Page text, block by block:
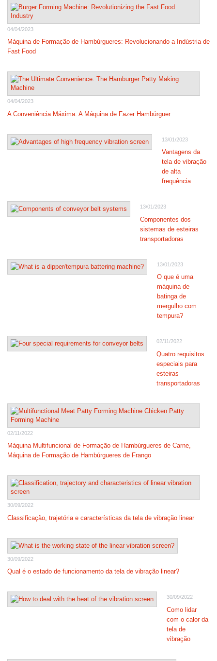
04/04/2023
Máquina de Formação de Hambúrgueres: Revolucionando a Indústria de
Fast Food
04/04/2023
A Conveniência Máxima: A Máquina de Fazer Hambúrguer
13/01/2023
Vantagens da
tela de vibração
de alta
frequência
13/01/2023
Componentes dos
sistemas de esteiras
transportadoras
13/01/2023
O que é uma
máquina de
batinga de
mergulho com
tempura?
02/11/2022
Quatro requisitos
especiais para
esteiras
transportadoras
02/11/2022
Máquina Multifuncional de Formação de Hambúrgueres de Carne,
Máquina de Formação de Hambúrgueres de Frango
30/09/2022
Classificação, trajetória e características da tela de vibração linear
30/09/2022
Qual é o estado de funcionamento da tela de vibração linear?
30/09/2022
Como lidar
com o calor da
tela de
vibração